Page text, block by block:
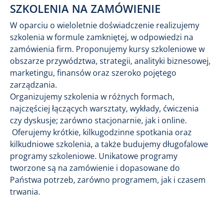
SZKOLENIA NA ZAMÓWIENIE
W oparciu o wieloletnie doświadczenie realizujemy
szkolenia w formule zamkniętej, w odpowiedzi na
zamówienia firm. Proponujemy kursy szkoleniowe w
obszarze przywództwa, strategii, analityki biznesowej,
marketingu, finansów oraz szeroko pojętego
zarządzania.
Organizujemy szkolenia w różnych formach,
najczęściej łączących warsztaty, wykłady, ćwiczenia
czy dyskusje; zarówno stacjonarnie, jak i online.
Oferujemy krótkie, kilkugodzinne spotkania oraz
kilkudniowe szkolenia, a także budujemy długofalowe
programy szkoleniowe. Unikatowe programy
tworzone są na zamówienie i dopasowane do
Państwa potrzeb, zarówno programem, jak i czasem
trwania.